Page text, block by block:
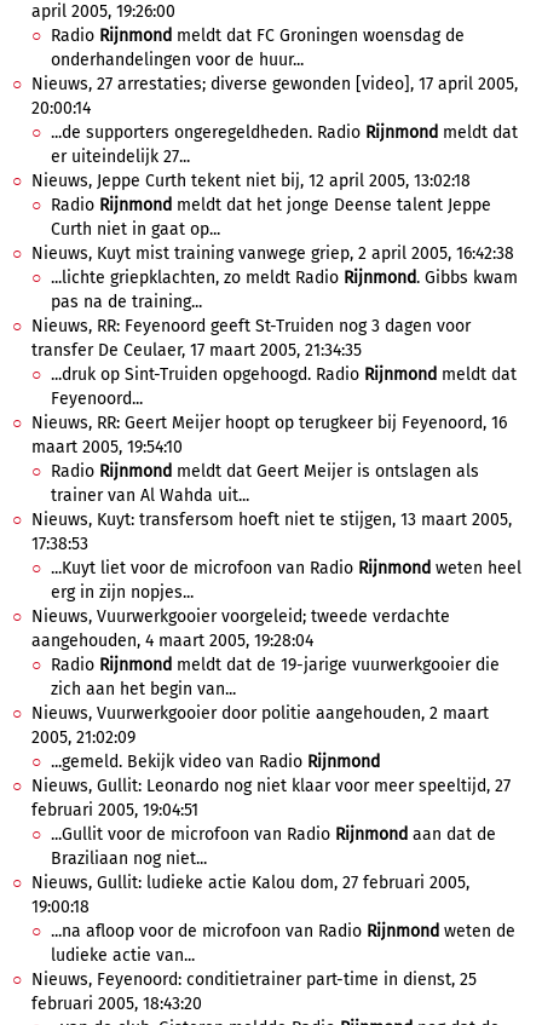
april 2005, 19:26:00
Radio Rijnmond meldt dat FC Groningen woensdag de
onderhandelingen voor de huur...
Nieuws, 27 arrestaties; diverse gewonden [video], 17 april 2005,
20:00:14
...de supporters ongeregeldheden. Radio Rijnmond meldt dat
er uiteindelijk 27...
Nieuws, Jeppe Curth tekent niet bij, 12 april 2005, 13:02:18
Radio Rijnmond meldt dat het jonge Deense talent Jeppe
Curth niet in gaat op...
Nieuws, Kuyt mist training vanwege griep, 2 april 2005, 16:42:38
...lichte griepklachten, zo meldt Radio Rijnmond. Gibbs kwam
pas na de training...
Nieuws, RR: Feyenoord geeft St-Truiden nog 3 dagen voor
transfer De Ceulaer, 17 maart 2005, 21:34:35
...druk op Sint-Truiden opgehoogd. Radio Rijnmond meldt dat
Feyenoord...
Nieuws, RR: Geert Meijer hoopt op terugkeer bij Feyenoord, 16
maart 2005, 19:54:10
Radio Rijnmond meldt dat Geert Meijer is ontslagen als
trainer van Al Wahda uit...
Nieuws, Kuyt: transfersom hoeft niet te stijgen, 13 maart 2005,
17:38:53
...Kuyt liet voor de microfoon van Radio Rijnmond weten heel
erg in zijn nopjes...
Nieuws, Vuurwerkgooier voorgeleid; tweede verdachte
aangehouden, 4 maart 2005, 19:28:04
Radio Rijnmond meldt dat de 19-jarige vuurwerkgooier die
zich aan het begin van...
Nieuws, Vuurwerkgooier door politie aangehouden, 2 maart
2005, 21:02:09
...gemeld. Bekijk video van Radio Rijnmond
Nieuws, Gullit: Leonardo nog niet klaar voor meer speeltijd, 27
februari 2005, 19:04:51
...Gullit voor de microfoon van Radio Rijnmond aan dat de
Braziliaan nog niet...
Nieuws, Gullit: ludieke actie Kalou dom, 27 februari 2005,
19:00:18
...na afloop voor de microfoon van Radio Rijnmond weten de
ludieke actie van...
Nieuws, Feyenoord: conditietrainer part-time in dienst, 25
februari 2005, 18:43:20